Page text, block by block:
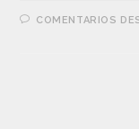
COMENTARIOS